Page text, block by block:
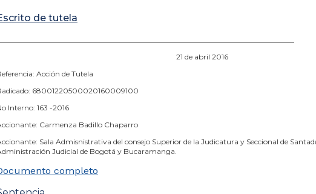
de tutela
21 de abril 2016
Acción de Tutela
68001220500020160009100
Interno: 163 -2016
Carmenza Badillo Chaparro
Sala Admisnistrativa del consejo Superior de la Judicatura y Seccional de
Judicial de Bogotá y Bucaramanga.
completo